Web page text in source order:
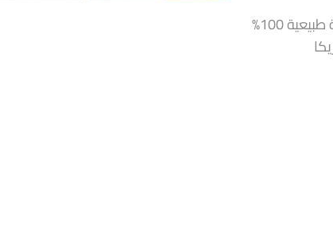
قمر الدين، زيت زيتون، حلاوة طحينية، مربيات ومخللات سورية طبيعية 100%